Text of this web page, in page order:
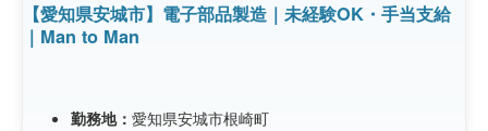
【愛知県安城市】電子部品製造｜未経験OK・手当支給
｜Man to Man
勤務地： 愛知県安城市根崎町